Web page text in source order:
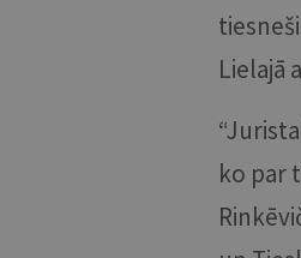
Lielajā
ko par